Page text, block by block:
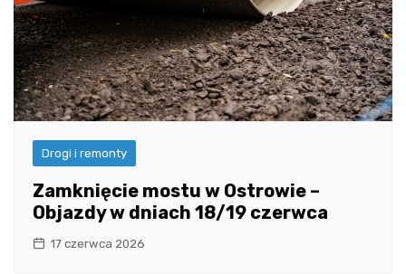
Drogi i remonty
Zamknięcie mostu w Ostrowie –
Objazdy w dniach 18/19 czerwca
17 czerwca 2026